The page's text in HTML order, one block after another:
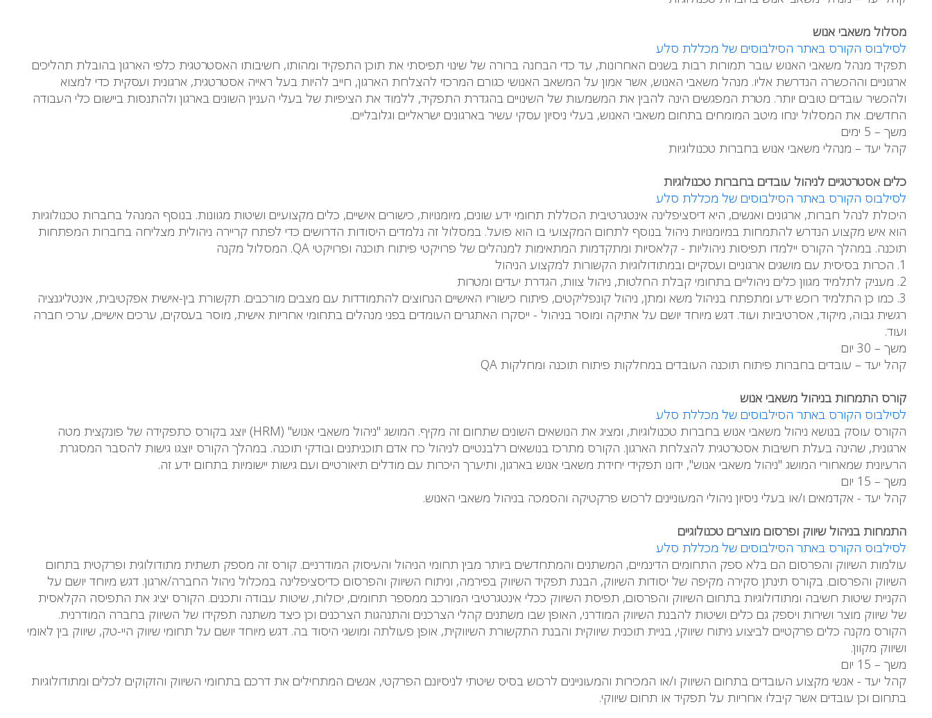
מסלול משאבי אנוש
לסילבוס הקורס באתר הסילבוסים של מכללת סלע
תפקיד מנהל משאבי האנוש עובר תמורות רבות בשנים האחרונות, עד כדי הבחנה ברורה של שינוי תפיסתי את תוכן התפקיד ומהותו, חשיבותו האסטרטגית כלפי הארגון בהובלת תהליכים
ארגוניים וההכשרה הנדרשת אליו. מנהל משאבי האנוש, אשר אמון על המשאב האנושי כגורם המרכזי להצלחת הארגון, חייב להיות בעל ראייה אסטרטגית, ארגונית ועסקית כדי למצוא
ולהכשיר עובדים טובים יותר. מטרת המפגשים הינה להבין את המשמעות של השינויים בהגדרת התפקיד, ללמוד את הציפיות של בעלי העניין השונים בארגון ולהתנסות ביישום כלי העבודה
החדשים. את המסלול ינחו מיטב המומחים בתחום משאבי האנוש, בעלי ניסיון עסקי עשיר בארגונים ישראליים וגלובליים.
משך – 5 ימים
קהל יעד – מנהלי משאבי אנוש בחברות טכנולוגיות
כלים אסטרטגיים לניהול עובדים בחברות טכנולוגיות
לסילבוס הקורס באתר הסילבוסים של מכללת סלע
היכולת לנהל חברות, ארגונים ואנשים, היא דיסציפלינה אינטגרטיבית הכוללת תחומי ידע שונים, מיומנויות, כישורים אישיים, כלים מקצועיים ושיטות מגוונות. בנוסף המנהל בחברות טכנולוגיות
הוא איש מקצוע הנדרש להתמחות במיומנויות ניהול בנוסף לתחום המקצועי בו הוא פועל. במסלול זה נלמדים היסודות הדרושים כדי לפתח קריירה ניהולית מצליחה בחברות המפתחות
תוכנה. במהלך הקורס יילמדו תפיסות ניהוליות - קלאסיות ומתקדמות המתאימות למנהלים של פרויקטי פיתוח תוכנה ופרויקטי QA. המסלול מקנה
1. הכרות בסיסית עם מושגים ארגוניים ועסקיים ובמתודולוגיות הקשורות למקצוע הניהול
2. מעניק לתלמיד מגוון כלים ניהוליים בתחומי קבלת החלטות, ניהול צוות, הגדרת יעדים ומטרות
3. כמו כן התלמיד רוכש ידע ומתפתח בניהול משא ומתן, ניהול קונפליקטים, פיתוח כישוריו האישיים הנחוצים להתמודדות עם מצבים מורכבים. תקשורת בין-אישית אפקטיבית, אינטליגנציה
רגשית גבוה, מיקוד, אסרטיביות ועוד. דגש מיוחד יושם על אתיקה ומוסר בניהול - ייסקרו האתגרים העומדים בפני מנהלים בתחומי אחריות אישית, מוסר בעסקים, ערכים אישיים, ערכי חברה
ועוד.
משך – 30 יום
קהל יעד – עובדים בחברות פיתוח תוכנה העובדים במחלקות פיתוח תוכנה ומחלקות QA
קורס התמחות בניהול משאבי אנוש
לסילבוס הקורס באתר הסילבוסים של מכללת סלע
הקורס עוסק בנושא ניהול משאבי אנוש בחברות טכנולוגיות, ומציג את הנושאים השונים שתחום זה מקיף. המושג "ניהול משאבי אנוש" (HRM) יוצג בקורס כתפקידה של פונקצית מטה
ארגונית, שהינה בעלת חשיבות אסטרטגית להצלחת הארגון. הקורס מתרכז בנושאים רלבנטיים לניהול כח אדם תוכניתנים ובודקי תוכנה. במהלך הקורס יוצגו גישות להסבר המסגרת
הרעיונית שמאחורי המושג "ניהול משאבי אנוש", ידונו תפקידי יחידת משאבי אנוש בארגון, ותיערך היכרות עם מודלים תיאורטיים ועם גישות יישומיות בתחום ידע זה.
משך – 15 יום
קהל יעד - אקדמאים ו/או בעלי ניסיון ניהולי המעוניינים לרכוש פרקטיקה והסמכה בניהול משאבי האנוש.
התמחות בניהול שיווק ופרסום מוצרים טכנולוגיים
לסילבוס הקורס באתר הסילבוסים של מכללת סלע
עולמות השיווק והפרסום הם בלא ספק התחומים הדינמיים, המשתנים והמתחדשים ביותר מבין תחומי הניהול והעיסוק המודרניים. קורס זה מספק תשתית מתודולוגית ופרקטית בתחום
השיווק והפרסום. בקורס תינתן סקירה מקיפה של יסודות השיווק, הבנת תפקיד השיווק בפירמה, וניתוח השיווק והפרסום כדיסציפלינה במכלול ניהול החברה/ארגון. דגש מיוחד יושם על
הקניית שיטות חשיבה ומתודולוגיות בתחום השיווק והפרסום, תפיסת השיווק ככלי אינטגרטיבי המורכב ממספר תחומים, יכולות, שיטות עבודה ותכנים. הקורס יציג את התפיסה הקלאסית
של שיווק מוצר ושירות ויספק גם כלים ושיטות להבנת השיווק המודרני, האופן שבו משתנים קהלי הצרכנים והתנהגות הצרכנים וכן כיצד משתנה תפקידו של השיווק בחברה המודרנית.
הקורס מקנה כלים פרקטיים לביצוע ניתוח שיווקי, בניית תוכנית שיווקית והבנת התקשורת השיווקית, אופן פעולתה ומושגי היסוד בה. דגש מיוחד יושם על תחומי שיווק היי-טק, שיווק בין לאומי
ושיווק מקוון.
משך – 15 יום
קהל יעד - אנשי מקצוע העובדים בתחום השיווק ו/או המכירות והמעוניינים לרכוש בסיס שיטתי לניסיונם הפרקטי, אנשים המתחילים את דרכם בתחומי השיווק והזקוקים לכלים ומתודולוגיות
בתחום וכן עובדים אשר קיבלו אחריות על תפקיד או תחום שיווקי.